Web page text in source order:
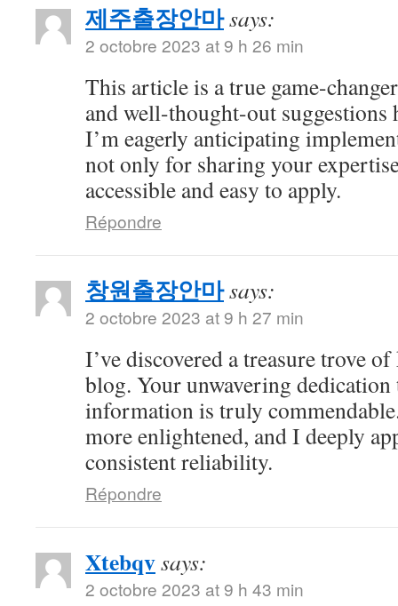
제주출장안마says:
2 octobre 2023 at 9 h 26 min
This article is a true game-
and well-thought-out
I’m eagerly anticipating
not only for sharing your
accessible and easy to apply.
Répondre
창원출장안마says:
2 octobre 2023 at 9 h 27 min
I’ve discovered a treasure trove
blog. Your unwavering
information is truly
more enlightened, and I deeply
consistent reliability.
Répondre
Xtebqvsays:
2 octobre 2023 at 9 h 43 min